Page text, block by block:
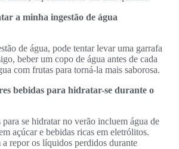
a minha ingestão de água
de água, pode tentar levar uma garrafa
beber um copo de água antes de cada
com frutas para torná-la mais saborosa.
bebidas para hidratar-se durante o
se hidratar no verão incluem água de
açúcar e bebidas ricas em eletrólitos.
a repor os líquidos perdidos durante